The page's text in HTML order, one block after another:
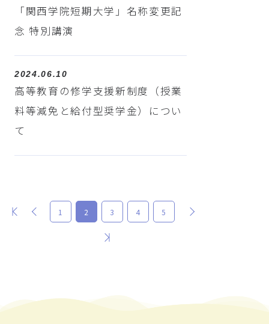
「関西学院短期大学」名称変更記
念 特別講演
2024.06.10
高等教育の修学支援新制度（授業
料等減免と給付型奨学金）につい
て
最初 前 1 2 3 4 5
最後